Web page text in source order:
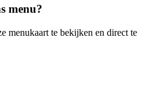
menu?
menukaart te bekijken en direct te